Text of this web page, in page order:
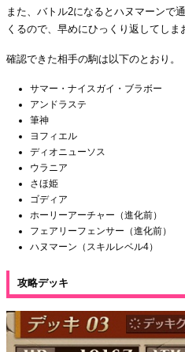
また、バトル2になるとハヌマーンで
くるので、早めにひっくり返してしま
確認できた相手の駒は以下のとおり。
サマー・ナイスガイ・ブラボー
アンドラステ
筆神
ヨフィエル
ディオニューソス
ウラニア
さほ姫
ゴディア
ホーリーアーチャー（進化前）
フェアリーフェンサー（進化前）
ハヌマーン（スキルレベル4）
攻略デッキ